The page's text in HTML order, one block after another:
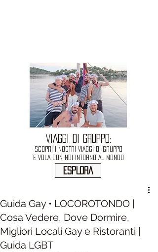
VIAGGI DI GRUPPO:
SCOPRI I NOSTRI VIAGGI DI GRUPPO
E VOLA CON NOI INTORNO AL MONDO
ESPLORA
Guida Gay • LOCOROTONDO |
Cosa Vedere, Dove Dormire,
Migliori Locali Gay e Ristoranti |
Guida LGBT